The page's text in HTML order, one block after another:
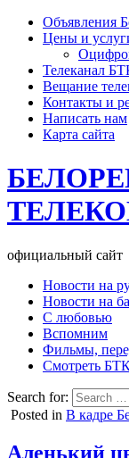
Объявления
Цены и
Телеканал
Вещание
Контакты и
Написать нам
Карта сайта
официальный сайт
Новости на
Новости на
С любовью
Вспомним
Фильмы,
Смотреть
Search for:
Posted in В кадре
Аленький